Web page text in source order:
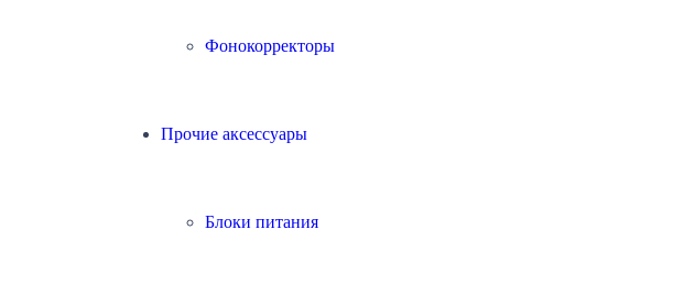
Фонокорректоры
Прочие аксессуары
Блоки питания